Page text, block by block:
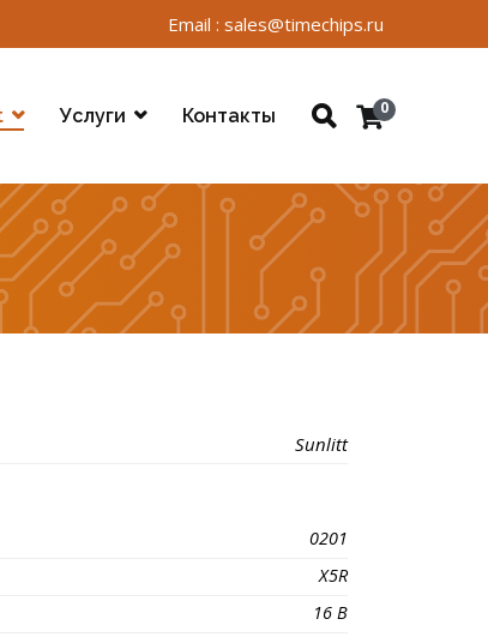
Email : sales@timechips.ru
Услуги Контакты 0
Sunlitt
0201
X5R
16 В